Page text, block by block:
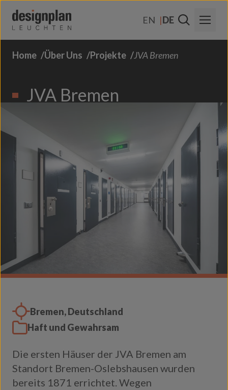
EN
DE
Über Uns
Produkte
FAQs
Home Über Uns Projekte JVA Bremen
JVA Bremen
Bremen, Deutschland
Haft und Gewahrsam
Die ersten Häuser der JVA Bremen am
Standort Bremen-Oslebshausen wurden
bereits 1871 errichtet. Wegen